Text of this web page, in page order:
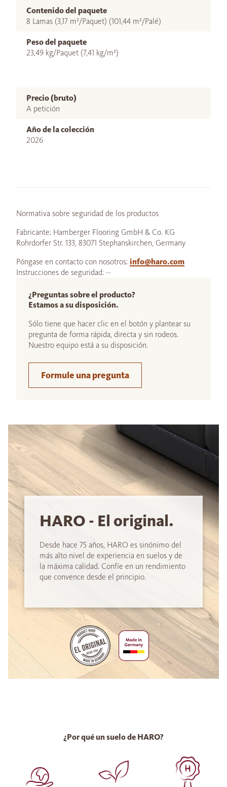
Contenido del paquete
8 Lamas (3,17 m²/Paquet) (101,44 m²/Palé)
Peso del paquete
23,49 kg/Paquet (7,41 kg/m²)
Precio (bruto)
A petición
Año de la colección
2026
Normativa sobre seguridad de los productos
Fabricante: Hamberger Flooring GmbH & Co. KG
Rohrdorfer Str. 133, 83071 Stephanskirchen, Germany
Póngase en contacto con nosotros: info@haro.com
Instrucciones de seguridad: --
¿Preguntas sobre el producto?
Estamos a su disposición.
Sólo tiene que hacer clic en el botón y plantear su
pregunta de forma rápida, directa y sin rodeos.
Nuestro equipo está a su disposición.
Formule una pregunta
HARO - El original.
Desde hace 75 años, HARO es sinónimo del
más alto nivel de experiencia en suelos y de
la máxima calidad. Confíe en un rendimiento
que convence desde el principio.
¿Por qué un suelo de HARO?